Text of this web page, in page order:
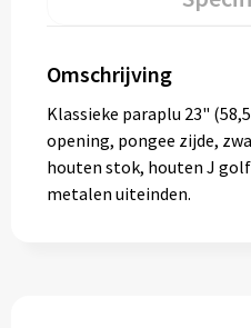
Omschrijving
Klassieke paraplu 23"
opening, pongee zijde,
houten stok, houten J
metalen uiteinden.